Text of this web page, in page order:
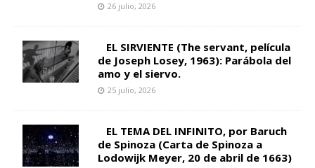
26 julio, 2026
EL SIRVIENTE (The servant, película
de Joseph Losey, 1963): Parábola del
amo y el siervo.
25 julio, 2026
EL TEMA DEL INFINITO, por Baruch
de Spinoza (Carta de Spinoza a
Lodowijk Meyer, 20 de abril de 1663)